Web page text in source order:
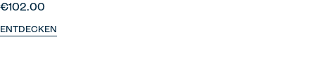
€102.00
ENTDECKEN